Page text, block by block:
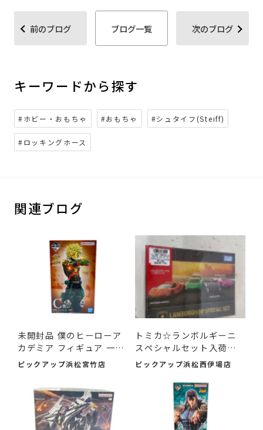
前のブログ ブログ一覧 次のブログ
キーワードから探す
#ホビー・おもちゃ #おもちゃ #シュタイフ(Steiff)
#ロッキングホース
関連ブログ
未開封品 僕のヒーローア
カデミア フィギュア 一
番...
ピックアップ浜松宮竹店
トミカ☆ランボルギーニ
スペシャルセット入荷し
まし...
ピックアップ浜松西伊場店